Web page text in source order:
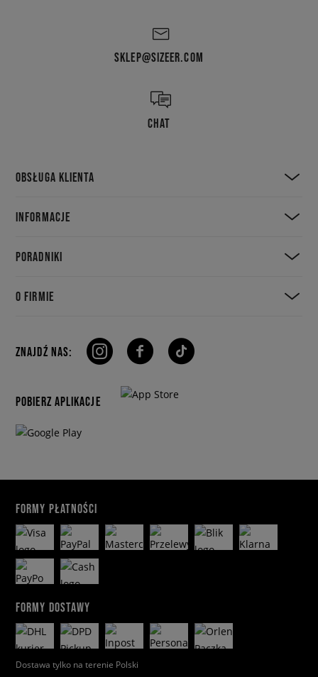
SKLEP@SIZEER.COM
CHAT
OBSŁUGA KLIENTA
INFORMACJE
PORADNIKI
O FIRMIE
ZNAJDŹ NAS:
POBIERZ APLIKACJE
FORMY PŁATNOŚCI
FORMY DOSTAWY
Dostawa tylko na terenie Polski